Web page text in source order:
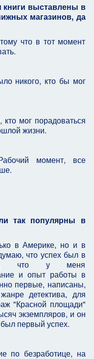
книги выставлены в
магазинов, да
что в тот момент
никого, кто бы мог
мог порадоваться
жизни.
момент, все
так популярны в
в Америке, но и в
что успех был в
что у меня
и опыт работы в
первые, написаны,
детектива, для
"Красной площади"
экземпляров, и он
первый успех.
по безработице, на